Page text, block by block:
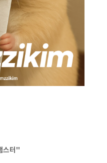
스터"